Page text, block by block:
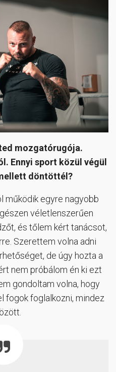
mozgatórugója.
Ennyi sport közül végül
döntöttél?
működik egyre nagyobb
véletlenszerűen
és tőlem kért tanácsot,
Szerettem volna adni
de úgy hozta a
nem próbálom én ki ezt
gondoltam volna, hogy
fogok foglalkozni, mindez